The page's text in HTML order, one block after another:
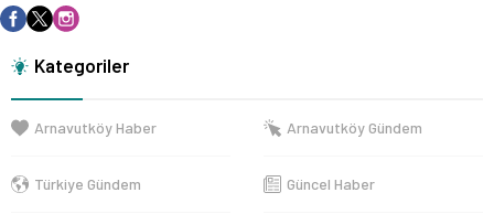
Kategoriler
Arnavutköy Haber Arnavutköy Gündem
Türkiye Gündem Güncel Haber